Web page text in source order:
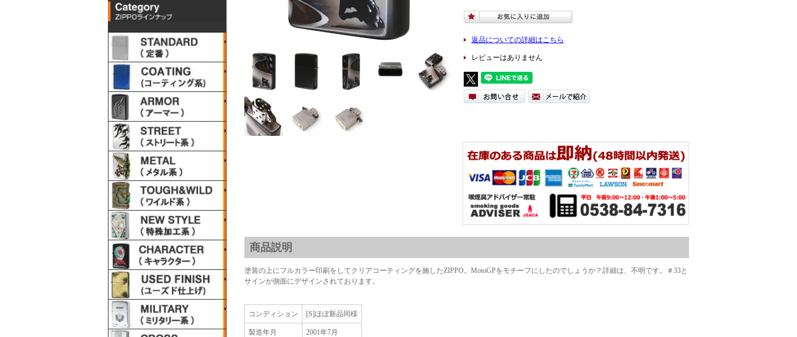
返品についての詳細はこちら
レビューはありません
商品説明
塗装の上にフルカラー印刷をしてクリアコーティングを施したZIPPO。MotoGPをモチーフにしたのでしょうか？詳細は、不明です。＃33と
サインが側面にデザインされております。
コンディション [S]ほぼ新品同様
製造年月 2001年7月